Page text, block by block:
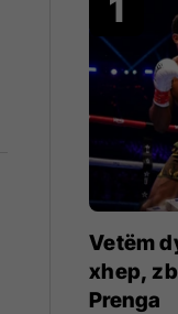
Vetëm
xhep,
Prenga